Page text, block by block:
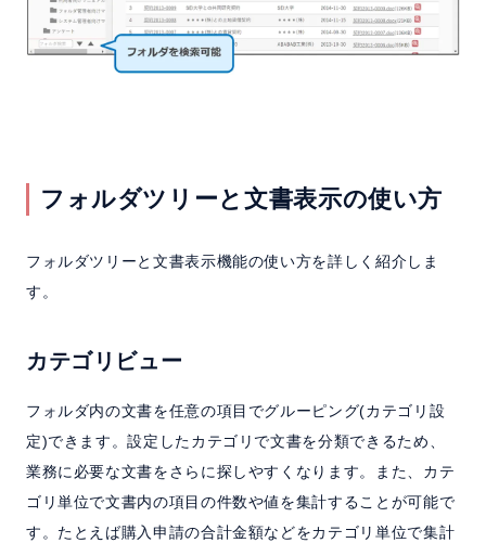
フォルダツリーと文書表示の使い方
フォルダツリーと文書表示機能の使い方を詳しく紹介しま
す。
カテゴリビュー
フォルダ内の文書を任意の項目でグルーピング(カテゴリ設
定)できます。設定したカテゴリで文書を分類できるため、
業務に必要な文書をさらに探しやすくなります。また、カテ
ゴリ単位で文書内の項目の件数や値を集計することが可能で
す。たとえば購入申請の合計金額などをカテゴリ単位で集計